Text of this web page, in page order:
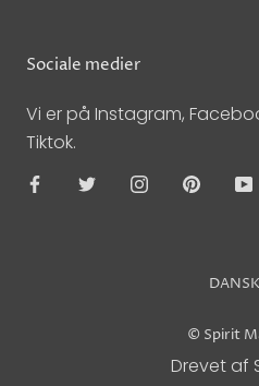
Sociale medier
Vi er på Instagram,
Tiktok.
Sprog
DANSK
© Spirit
Drevet af